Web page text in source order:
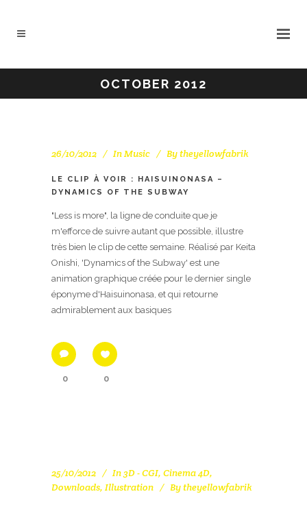
OCTOBER 2012
26/10/2012 InMusic Bytheyellowfabrik
LE CLIP À VOIR : HAISUINONASA –
DYNAMICS OF THE SUBWAY
"Less is more", la ligne de conduite que je
m'efforce de suivre autant que possible, illustre
très bien le clip de cette semaine. Réalisé par Keita
Onishi, 'Dynamics of the Subway' est une
animation graphique créée pour le dernier single
éponyme d'Haisuinonasa, et qui retourne
admirablement aux basiques
0 0
25/10/2012 In3D - CGI, Cinema 4D,
Downloads, Illustration Bytheyellowfabrik